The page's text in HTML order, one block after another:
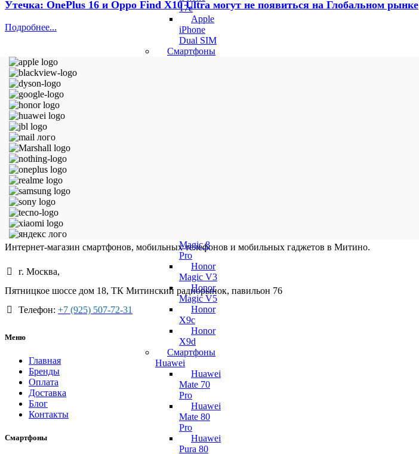
17e
Apple
iPhone
Dual SIM
Смартфоны
Magic 8
Pro
Honor
Magic V3
Honor
Magic V5
Honor
X9c
Honor
X9d
Смартфоны
Huawei
Huawei
Mate 70
Pro
Huawei
Mate 80
Pro
Huawei
Pura 80
Утечка: OnePlus 16 и Oppo Find X10 Ultra могут не появиться на Глобальном рынке
Подробнее...
Интернет-магазин смартфонов, мобильных телефонов и мобильных гаджетов в Митино.
г. Москва,
Пятницкое шоссе дом 18, ТК Митинский радиорынок, павильон 76
Телефон: +7 (925) 507-72-31
Меню
Главная
Бренды
Оплата
Доставка
Блог
Контакты
Смартфоны